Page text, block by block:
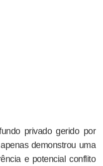
privado gerido por
demonstrou uma
e potencial conflito